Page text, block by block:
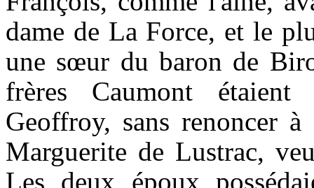
dame de La Force, et le
une sœur du baron de
frères Caumont étaient
Geoffroy, sans renoncer à
Marguerite de Lustrac,
Les deux époux